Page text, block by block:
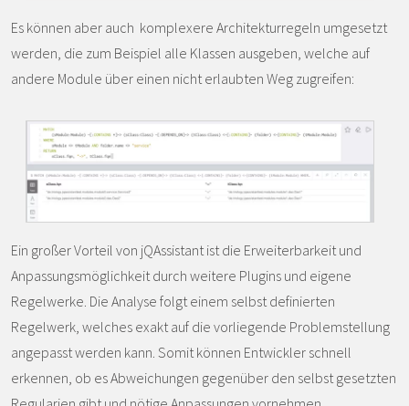
Es können aber auch komplexere Architekturregeln umgesetzt
werden, die zum Beispiel alle Klassen ausgeben, welche auf
andere Module über einen nicht erlaubten Weg zugreifen:
Ein großer Vorteil von jQAssistant ist die Erweiterbarkeit und
Anpassungsmöglichkeit durch weitere Plugins und eigene
Regelwerke. Die Analyse folgt einem selbst definierten
Regelwerk, welches exakt auf die vorliegende Problemstellung
angepasst werden kann. Somit können Entwickler schnell
erkennen, ob es Abweichungen gegenüber den selbst gesetzten